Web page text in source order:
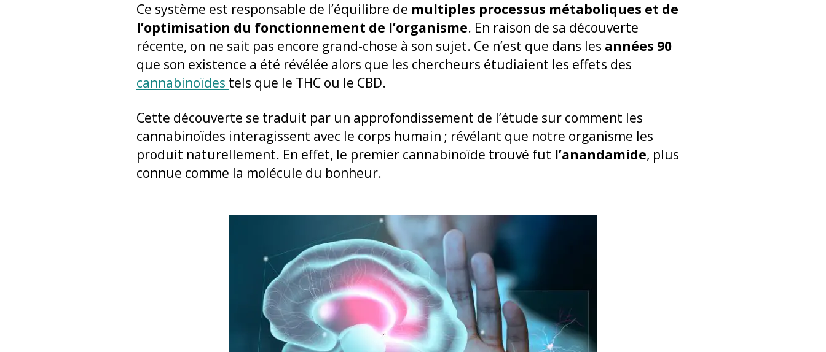
Ce système est responsable de l’équilibre de multiples processus métaboliques et de
l’optimisation du fonctionnement de l’organisme. En raison de sa découverte
récente, on ne sait pas encore grand-chose à son sujet. Ce n’est que dans les années 90
que son existence a été révélée alors que les chercheurs étudiaient les effets des
cannabinoïdes tels que le THC ou le CBD.
Cette découverte se traduit par un approfondissement de l’étude sur comment les
cannabinoïdes interagissent avec le corps humain ; révélant que notre organisme les
produit naturellement. En effet, le premier cannabinoïde trouvé fut l’anandamide, plus
connue comme la molécule du bonheur.